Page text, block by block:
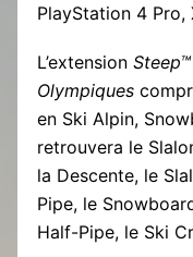
PlayStation 4 Pro,
L’extension
Olympiques
en Ski Alpin,
retrouvera le
la Descente, le
Pipe, le
Half-Pipe, le Ski